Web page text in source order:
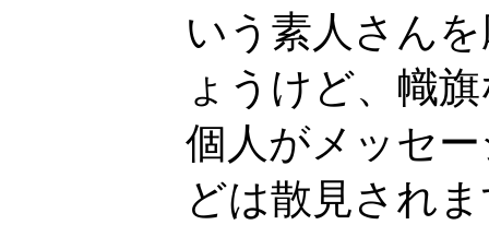
いう素人さん
ょうけど、幟
個人がメッセ
どは散見され